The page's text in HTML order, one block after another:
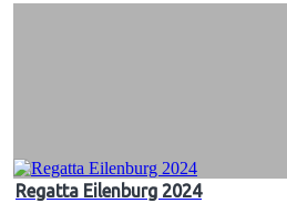
Regatta Eilenburg 2024